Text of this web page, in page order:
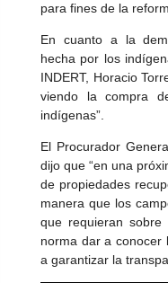
para fines de la
En cuanto a la
hecha por los
INDERT, Horacio
viendo la compra
indígenas”.
El Procurador
dijo que “en una
de propiedades
manera que los
que requieran
norma dar a conocer
a garantizar la